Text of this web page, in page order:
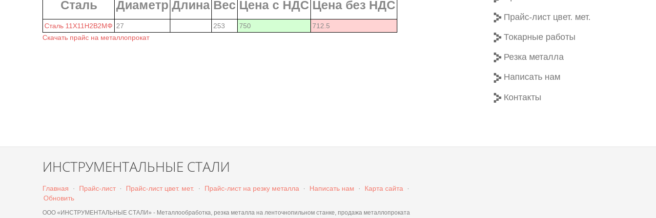
Сталь Диаметр Длина Вес Цена с НДС Цена без НДС
Сталь 11Х11Н2В2МФ 27 253 750
712.5
Скачать прайс на металлопрокат
Прайс-лист цвет. мет.
Токарные работы
Резка металла
Написать нам
Контакты
ИНСТРУМЕНТАЛЬНЫЕ СТАЛИ
Главная · Прайс-лист · Прайс-лист цвет. мет. · Прайс-лист на резку металла · Написать нам · Карта сайта
·
Обновить
ООО «ИНСТРУМЕНТАЛЬНЫЕ СТАЛИ» - Металлообработка, резка металла на ленточнопильном станке, продажа металлопроката